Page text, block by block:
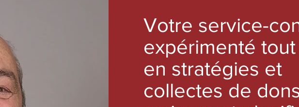
Votre service-
expérimenté
en stratégies et
collectes de